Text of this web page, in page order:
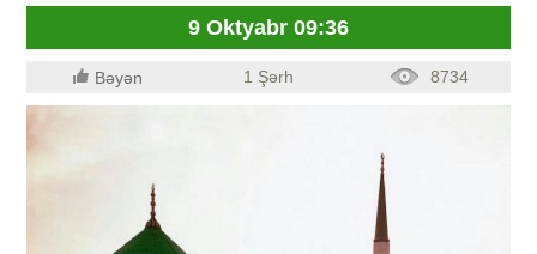
9 Oktyabr 09:36
Bəyən 1 Şərh 8734